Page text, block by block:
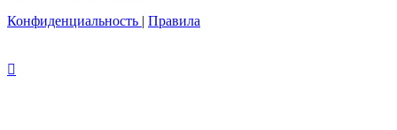
Конфиденциальность | Правила